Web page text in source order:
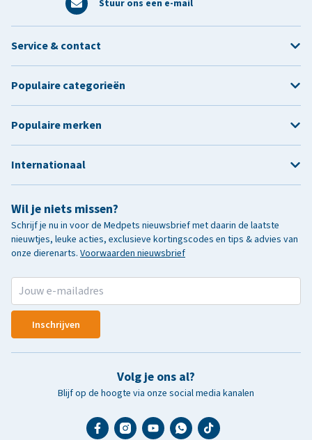
Stuur ons een e-mail
Wil je niets missen?
Schrijf je nu in voor de Medpets nieuwsbrief met daarin de laatste
nieuwtjes, leuke acties, exclusieve kortingscodes en tips & advies van
onze dierenarts. Voorwaarden nieuwsbrief
Inschrijven
Volg je ons al?
Blijf op de hoogte via onze social media kanalen
Service & contact
Populaire categorieën
Populaire merken
Internationaal